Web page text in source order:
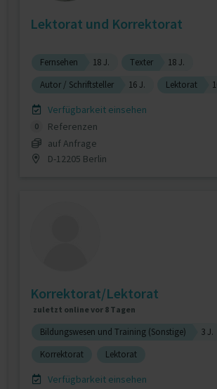
Lektorat und Korrektorat
Fernsehen 18 J. Texter
18 J.
Autor / Schriftsteller
16 J. Lektorat
Verfügbarkeit einsehen
0
Referenzen
auf Anfrage
D-12205 Berlin
Korrektorat/Lektorat
zuletzt online vor 8 Tagen
Bildungswesen und Training (Sonstige)
3 J.
Korrektorat
Lektorat
Verfügbarkeit einsehen